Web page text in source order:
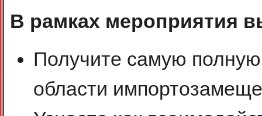
В рамках мероприятия
Получите самую
области